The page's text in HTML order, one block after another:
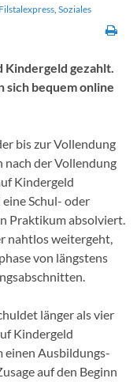
Filstalexpress, Soziales
gezahlt.
bequem online
bis zur Vollendung
nach der Vollendung
Kindergeld
Schul- oder
Praktikum absolviert.
nahtlos weitergeht,
von längstens
länger als vier
Kindergeld
einen Ausbildungs-
auf den Beginn